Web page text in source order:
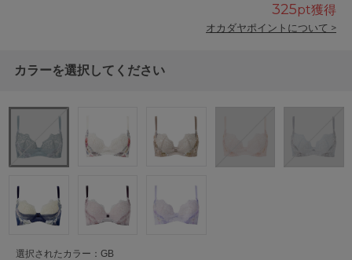
325pt獲得
オカダヤポイントについて >
カラーを選択してください
選択されたカラー：GB